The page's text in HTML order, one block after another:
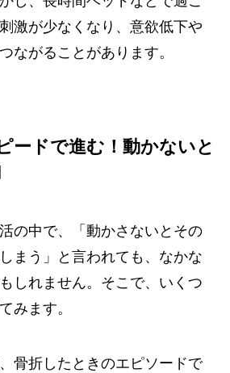
激が少なくなり、意欲低下や
ながることがあります。
ードで進む！動かないと
の中で、「動かさないとその
まう」と言われても、なかな
しれません。そこで、いくつ
みます。
骨折したときのエピソードで